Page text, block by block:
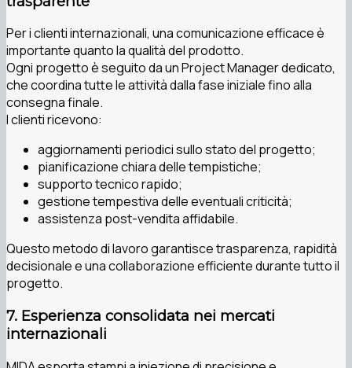
Per i clienti internazionali, una comunicazione efficace è
importante quanto la qualità del prodotto.
Ogni progetto è seguito da un Project Manager dedicato,
che coordina tutte le attività dalla fase iniziale fino alla
consegna finale.
I clienti ricevono:
aggiornamenti periodici sullo stato del progetto;
pianificazione chiara delle tempistiche;
supporto tecnico rapido;
gestione tempestiva delle eventuali criticità;
assistenza post-vendita affidabile.
Questo metodo di lavoro garantisce trasparenza, rapidità
decisionale e una collaborazione efficiente durante tutto il
progetto.
7. Esperienza consolidata nei mercati
internazionali